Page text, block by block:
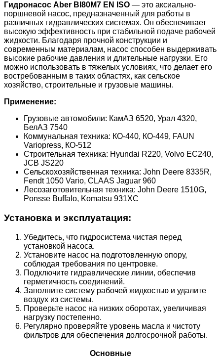
Гидронасос Aber BI80M7 EN ISO — это аксиально-
поршневой насос, предназначенный для работы в
различных гидравлических системах. Он обеспечивает
высокую эффективность при стабильной подаче рабочей
жидкости. Благодаря прочной конструкции и
современным материалам, насос способен выдерживать
высокие рабочие давления и длительные нагрузки. Его
можно использовать в тяжелых условиях, что делает его
востребованным в таких областях, как сельское
хозяйство, строительные и грузовые машины.
Применение:
Грузовые автомобили: КамАЗ 6520, Урал 4320,
БелАЗ 7540
Коммунальная техника: КО-440, КО-449, FAUN
Variopress, КО-512
Строительная техника: Hyundai R220, Volvo EC240,
JCB JS220
Сельскохозяйственная техника: John Deere 8335R,
Fendt 1050 Vario, CLAAS Jaguar 960
Лесозаготовительная техника: John Deere 1510G,
Ponsse Buffalo, Komatsu 931XC
Установка и эксплуатация:
Убедитесь, что гидросистема чистая перед
установкой насоса.
Установите насос на подготовленную опору,
соблюдая требования по центровке.
Подключите гидравлические линии, обеспечив
герметичность соединений.
Заполните систему рабочей жидкостью и удалите
воздух из системы.
Проверьте насос на низких оборотах, увеличивая
нагрузку постепенно.
Регулярно проверяйте уровень масла и чистоту
фильтров для обеспечения долгосрочной работы.
Основные